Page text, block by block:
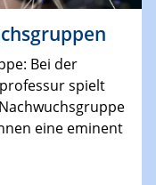
Bei der
spielt
eine eminent